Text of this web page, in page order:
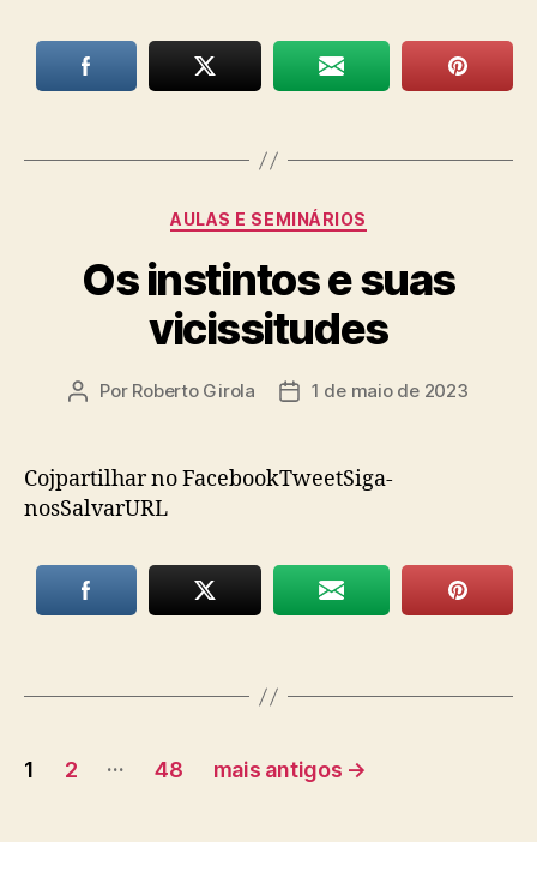
Categorias
AULAS E SEMINÁRIOS
Os instintos e suas
vicissitudes
Autor
Por Roberto Girola
Data1 de maio de 2023
Cojpartilhar no FacebookTweetSiga-
nosSalvarURL
Paginação
posts
1 2 … 48 mais antigos →